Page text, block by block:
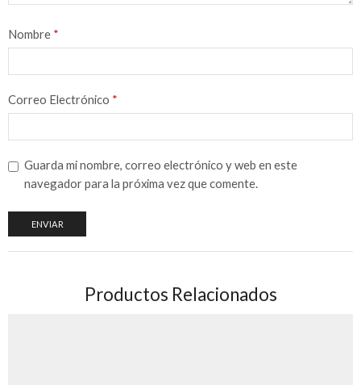
Nombre *
Correo Electrónico *
Guarda mi nombre, correo electrónico y web en este
navegador para la próxima vez que comente.
Productos Relacionados